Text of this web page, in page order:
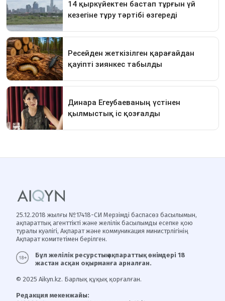
25.12.2018 жылғы №17418-СИ Мерзімді баспасөз басылымын,
ақпараттық агенттікті және желілік басылымды есепке қою
туралы куәлігі, Ақпарат және коммуникация министрлігінің
Ақпарат комитетімен берілген.
Бұл желілік ресурстың ақпараттық өнімдері 18
жастан асқан оқырманға арналған.
© 2025 Aikyn.kz. Барлық құқық қорғалған.
Редакция мекенжайы: